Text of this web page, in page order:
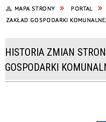
MAPA STRONY PORTAL
ZAKŁAD GOSPODARKI
HISTORIA ZMIAN
GOSPODARKI